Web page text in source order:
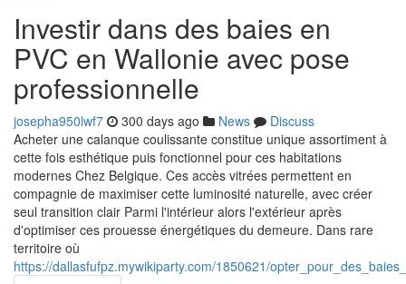
Investir dans des baies en
PVC en Wallonie avec pose
professionnelle
josepha950lwf7 300 days ago News
Discuss
Acheter une calanque coulissante constitue unique assortiment à
cette fois esthétique puis fonctionnel pour ces habitations
modernes Chez Belgique. Ces accès vitrées permettent en
compagnie de maximiser cette luminosité naturelle, avec créer
seul transition clair Parmi l'intérieur alors l'extérieur après
d'optimiser ces prouesse énergétiques du demeure. Dans rare
territoire où
https://dallasfufpz.mywikiparty.com/1850621/